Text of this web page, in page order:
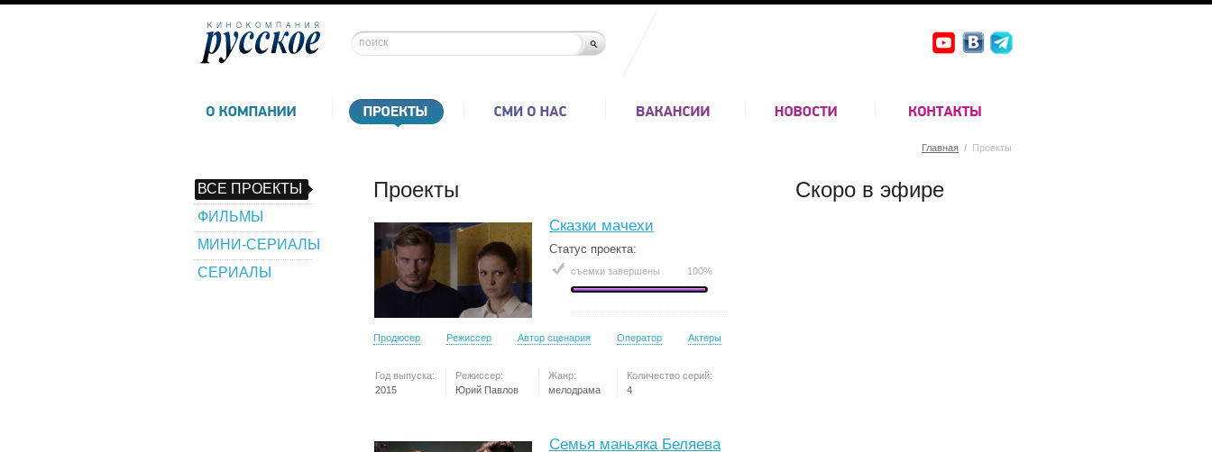
Главная / Проекты
ВСЕ ПРОЕКТЫ
ФИЛЬМЫ
МИНИ-СЕРИАЛЫ
СЕРИАЛЫ
Проекты
Сказки мачехи
Статус проекта:
съемки завершены 100%
Продюсер Режиссер Автор сценария Оператор Актеры
Год выпуска:
2015
Режиссер:
Юрий Павлов
Жанр:
мелодрама
Количество серий:
4
Семья маньяка Беляева
Скоро в эфире